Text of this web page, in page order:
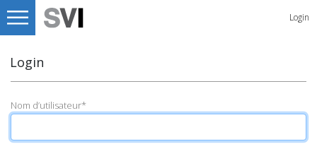
Login
Login
Nom d’utilisateur*